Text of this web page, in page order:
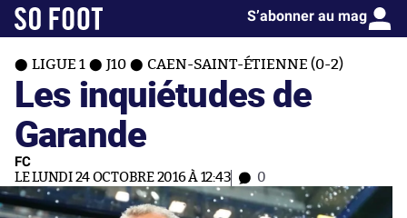
S’abonner au mag
LIGUE 1 J10 CAEN-SAINT-ÉTIENNE (0-2)
Les inquiétudes de
Garande
FC
LE LUNDI 24 OCTOBRE 2016 À 12:43 0